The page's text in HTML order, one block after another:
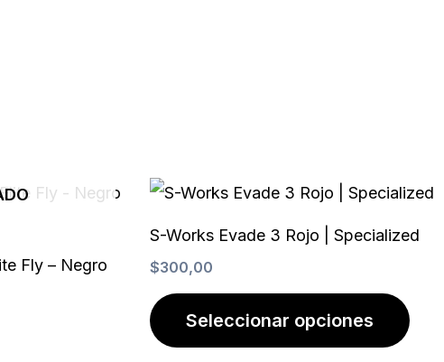
Fly – Negro
S-Works Evade 3 Rojo | Specialized
$300,00
Seleccionar opciones
Este